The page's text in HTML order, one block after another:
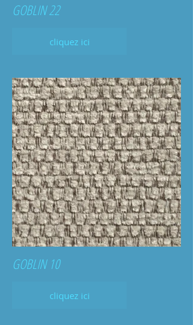
GOBLIN 22
cliquez ici
GOBLIN 10
cliquez ici